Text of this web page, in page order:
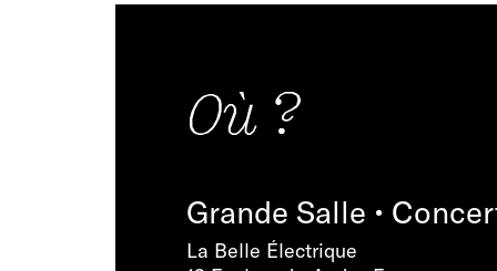
Où ?
Grande Salle •
La Belle Électrique